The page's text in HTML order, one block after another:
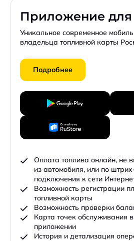
Приложение для
Уникальное современное
владельца топливной карты
Подробнее
Оплата топлива онлайн, не
из автомобиля, или по
подключения к сети
Возможность регистрации
топливной карты
Возможность проверки
Карта точек обслуживания
приложении
История и детализация